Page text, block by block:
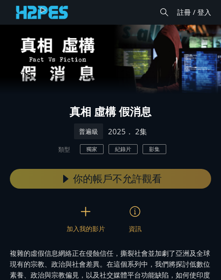
註冊 / 登入
真相 虛構 假消息
普遍級 2025 ． 2集
類型 獨家 紀錄片 影集
你的帳戶不允許觀看
加入我的影片 資訊
複雜的虛假信息網絡正在侵蝕信任，撕裂社會並加劇了亞洲及全球
現有的宗教、政治與社會差異。在這個系列中，我們將探討低數位
素養、政治與宗教偏見，以及社交媒體平台功能缺陷，如何使印度